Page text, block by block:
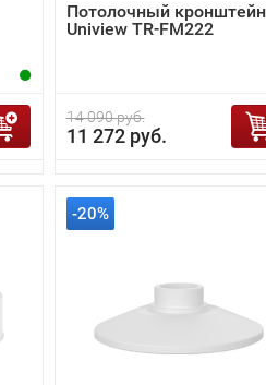
Потолочный кронштейн
Uniview TR-FM222
14 090 руб.
11 272 руб.
-20%